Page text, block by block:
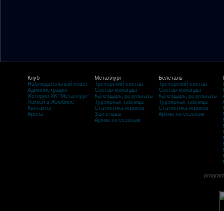
Клуб
Наблюдательный совет
Администрация
История ХК "Металлург"
Хоккей в Жлобине
Контакты
Арена
Металлург
Тренерский состав
Состав команды
Календарь, результаты
Турнирная таблица
Статистика игроков
Зал славы
Архив по сезонам
Белсталь
Тренерский состав
Состав команды
Календарь, результаты
Турнирная таблица
Статистика игроков
Архив по сезонам